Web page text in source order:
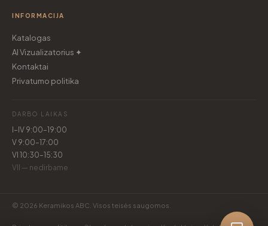
INFORMACIJA
Katalogas
AI Vizualizatorius ✦
Kontaktai
Privatumo politika
DARBO LAIKAS
I–IV 9:00–19:00
V 9:00–17:00
VI 10:30–15:30
VII — nedirbame
© 2026 Keramikos ABC. Visos teisės saugomos.